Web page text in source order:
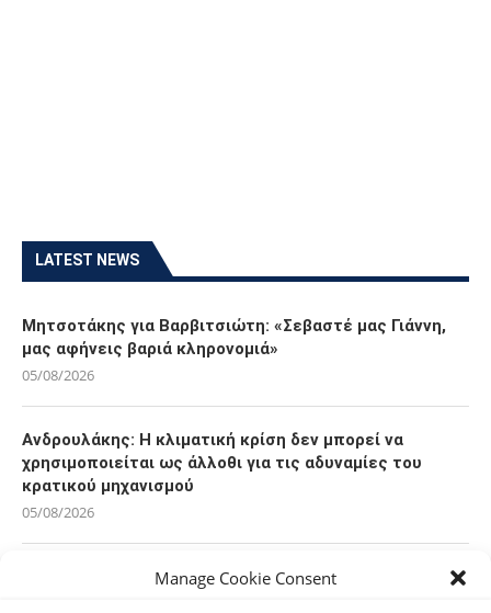
Manage Cookie Consent
LATEST NEWS
Μητσοτάκης για Βαρβιτσιώτη: «Σεβαστέ μας Γιάννη,
μας αφήνεις βαριά κληρονομιά»
05/08/2026
Ανδρουλάκης: Η κλιματική κρίση δεν μπορεί να
χρησιμοποιείται ως άλλοθι για τις αδυναμίες του
κρατικού μηχανισμού
05/08/2026
Ελπίδα για τη Δημοκρατία: Αποχώρησε η Κατερίνα